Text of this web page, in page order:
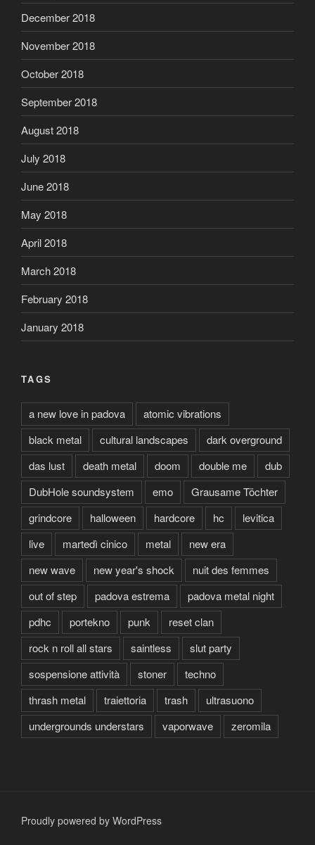
December 2018
November 2018
October 2018
September 2018
August 2018
July 2018
June 2018
May 2018
April 2018
March 2018
February 2018
January 2018
TAGS
a new love in padova
atomic vibrations
black metal
cultural landscapes
dark overground
das lust
death metal doom double me
dub
DubHole soundsystem
emo
Grausame Töchter
grindcore
halloween hardcore hc
levitica
live
martedì cinico metal
new era
new wave
new year's shock
nuit des femmes
out of step
padova estrema
padova metal night
pdhc
portekno punk
reset clan
rock n roll all stars
saintless
slut party
sospensione attività
stoner
techno
thrash metal
traiettoria trash
ultrasuono
undergrounds understars
vaporwave zeromila
Proudly powered by WordPress